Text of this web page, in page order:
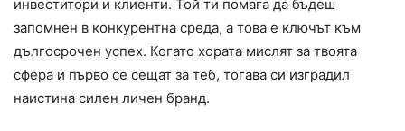
инвеститори и клиенти. Той ти помага да бъдеш
запомнен в конкурентна среда, а това е ключът към
дългосрочен успех. Когато хората мислят за твоята
сфера и първо се сещат за теб, тогава си изградил
наистина силен личен бранд.